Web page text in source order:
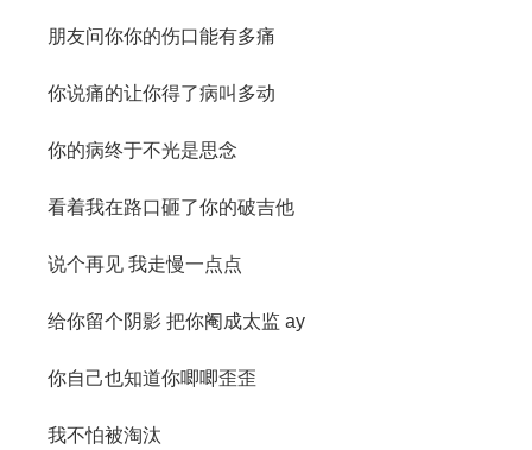
朋友问你你的伤口能有多痛
你说痛的让你得了病叫多动
你的病终于不光是思念
看着我在路口砸了你的破吉他
说个再见 我走慢一点点
给你留个阴影 把你阉成太监 ay
你自己也知道你唧唧歪歪
我不怕被淘汰